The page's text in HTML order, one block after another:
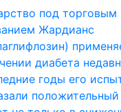
под торговым
Жардианс
диабета
годы его
положительный